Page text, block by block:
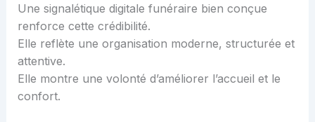
Une signalétique digitale funéraire bien conçue
renforce cette crédibilité.
Elle reflète une organisation moderne, structurée et
attentive.
Elle montre une volonté d’améliorer l’accueil et le
confort.